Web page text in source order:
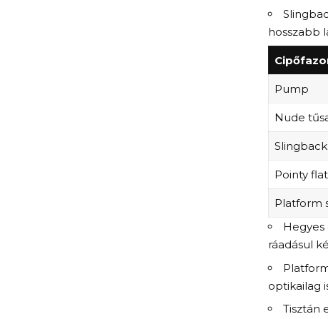
hosszabb
Pump
Nude
Slingback
Pointy
Platform
Hegyes
ráadásul
optikailag
Tisztán